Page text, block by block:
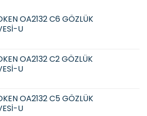
OA2132 C6 GÖZLÜK
U
OA2132 C2 GÖZLÜK
U
OA2132 C5 GÖZLÜK
U